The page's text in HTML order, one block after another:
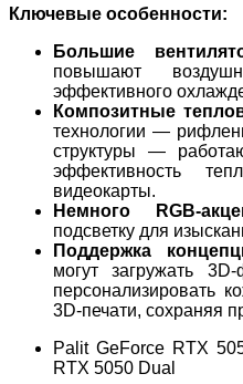
Ключевые особенности:
Большие
повышают
эффективного
Композитные
технологии —
структуры —
эффективность
видеокарты.
Немного
RGB-
подсветку для
Поддержка
могут загружать
персонализировать
3D-печати, сохраняя
Palit GeForce RTX
RTX 5050 Dual